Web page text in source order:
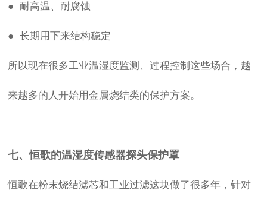
● 耐高温、耐腐蚀
● 长期用下来结构稳定
所以现在很多工业温湿度监测、过程控制这些场合，越
来越多的人开始用金属烧结类的保护方案。
七、恒歌的温湿度传感器探头保护罩
恒歌在粉末烧结滤芯和工业过滤这块做了很多年，针对